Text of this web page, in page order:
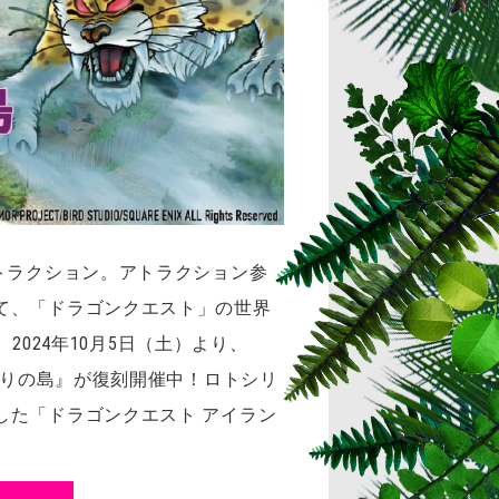
クション。アトラクション参
「ドラゴンクエスト」の世界
年10月5日（土）より、
の島』が復刻開催中！ロトシリ
た「ドラゴンクエスト アイラン